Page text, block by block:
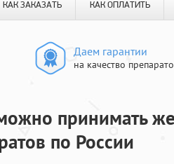
КАК ЗАКАЗАТЬ КАК ОПЛАТИТЬ
Даем гарантии
на качество
принимать
по России